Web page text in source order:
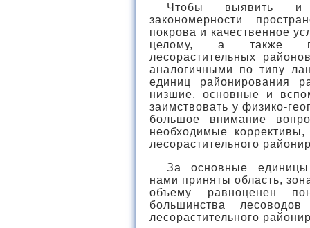
Чтобы выявить и
закономерности
покрова и качественное
целому, а также
лесорастительных
аналогичными по типу
единиц районирования
низшие, основные и
заимствовать у физико-
большое внимание
необходимые
лесорастительного
За основные единицы
нами приняты область,
объему равноценен
большинства
лесорастительного